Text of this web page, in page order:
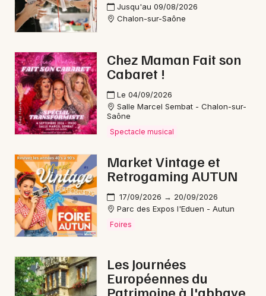
Carnaval en Bourgogne
Carnaval en Bourgogne-Franche-Comté
Newsletter des sorties
Artistes en tournée
Actus à Paray-le-Monial
Magazine à Paray-le-Monial
Jusqu'au 09/08/2026
Chalon-sur-Saône
Chez Maman Fait son
Cabaret !
Le 04/09/2026
Salle Marcel Sembat - Chalon-sur-
Saône
Spectacle musical
Market Vintage et
Retrogaming AUTUN
17/09/2026 → 20/09/2026
Parc des Expos l'Eduen - Autun
Foires
Les Journées
Européennes du
Patrimoine à l'abbaye